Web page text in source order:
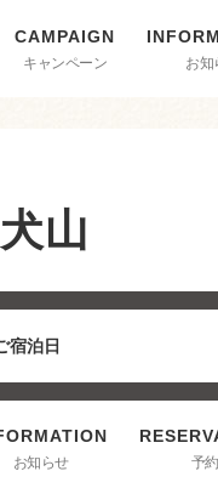
キャンペーン お知
山
お知らせ 予約